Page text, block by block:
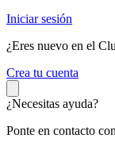
Iniciar sesión
¿Eres nuevo en el
Crea tu cuenta
¿Necesitas ayuda?
Ponte en contacto